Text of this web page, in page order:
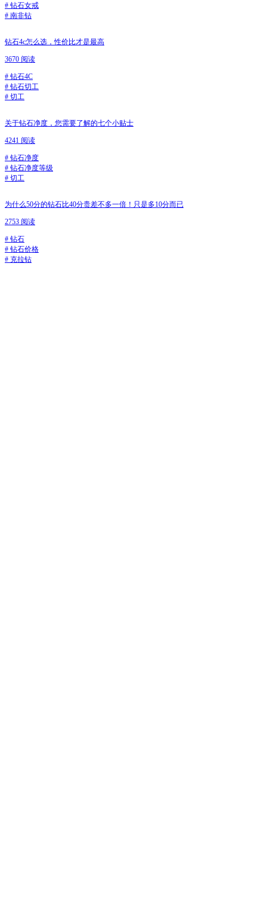
# 钻石女戒
# 南非钻
钻石4c怎么选，性价比才是最高
3670 阅读
# 钻石4C
# 钻石切工
# 切工
关于钻石净度，您需要了解的七个小贴士
4241 阅读
# 钻石净度
# 钻石净度等级
# 切工
为什么50分的钻石比40分贵差不多一倍！只是多10分而已
2753 阅读
# 钻石
# 钻石价格
# 克拉钻